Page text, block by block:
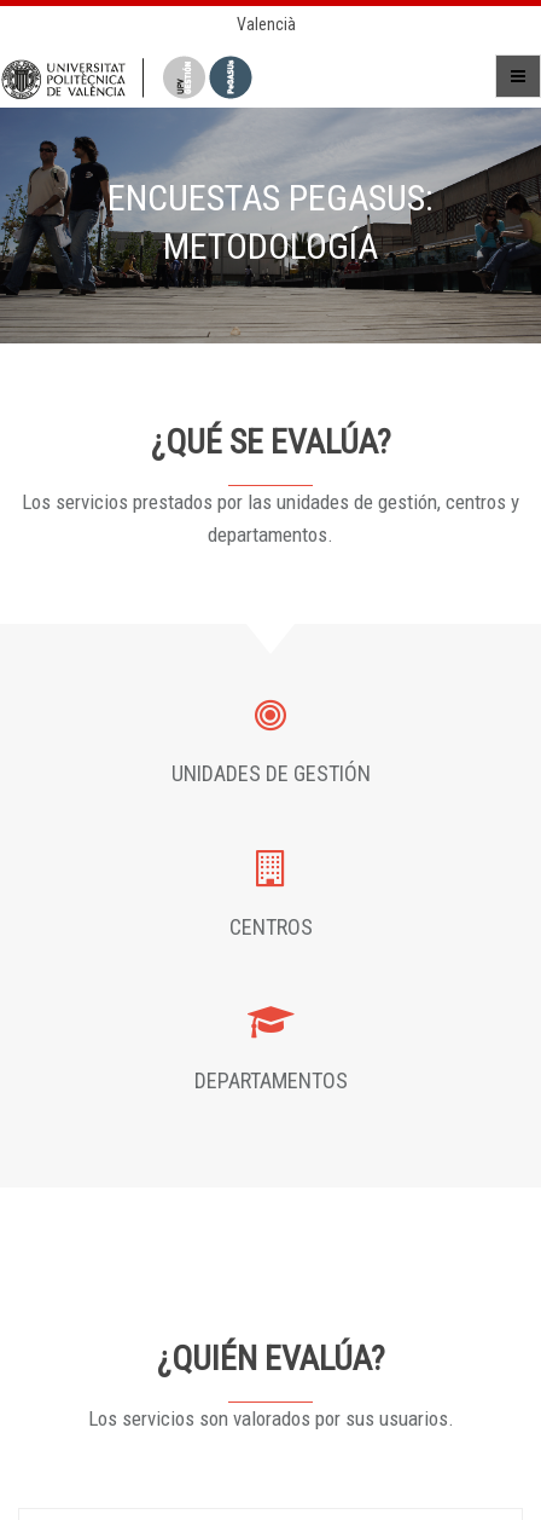
Valencià
ENCUESTAS PEGASUS:
METODOLOGÍA
¿QUÉ SE EVALÚA?
Los servicios prestados por las unidades de gestión, centros y
departamentos.
UNIDADES DE GESTIÓN
CENTROS
DEPARTAMENTOS
¿QUIÉN EVALÚA?
Los servicios son valorados por sus usuarios.